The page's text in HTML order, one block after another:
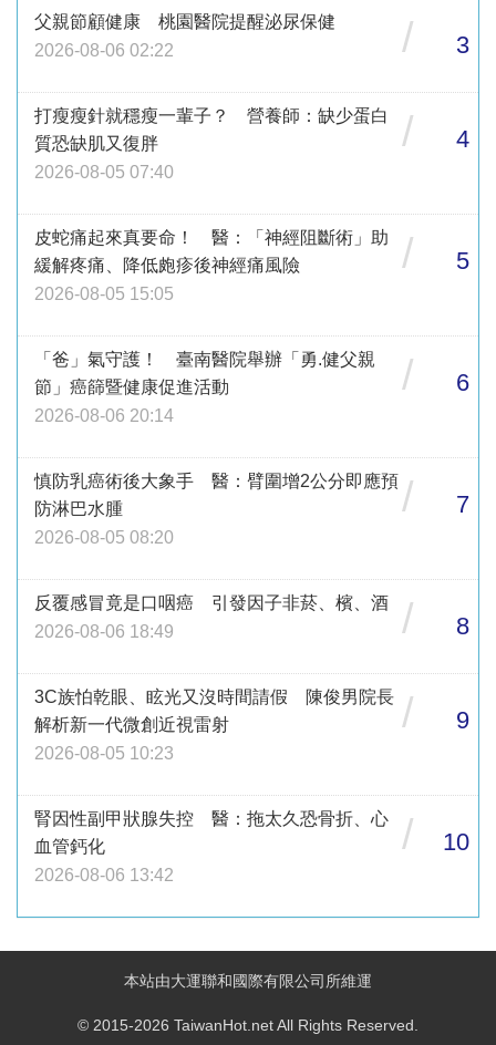
父親節顧健康 桃園醫院提醒泌尿保健
2026-08-06 02:22
/ 3
打瘦瘦針就穩瘦一輩子？ 營養師：缺少蛋白
質恐缺肌又復胖
2026-08-05 07:40
/ 4
皮蛇痛起來真要命！ 醫：「神經阻斷術」助
緩解疼痛、降低皰疹後神經痛風險
2026-08-05 15:05
/ 5
「爸」氣守護！ 臺南醫院舉辦「勇.健父親
節」癌篩暨健康促進活動
2026-08-06 20:14
/ 6
慎防乳癌術後大象手 醫：臂圍增2公分即應預
防淋巴水腫
2026-08-05 08:20
/ 7
反覆感冒竟是口咽癌 引發因子非菸、檳、酒
2026-08-06 18:49
/ 8
3C族怕乾眼、眩光又沒時間請假 陳俊男院長
解析新一代微創近視雷射
2026-08-05 10:23
/ 9
腎因性副甲狀腺失控 醫：拖太久恐骨折、心
血管鈣化
2026-08-06 13:42
/ 10
本站由大運聯和國際有限公司所維運
© 2015-2026 TaiwanHot.net All Rights Reserved.